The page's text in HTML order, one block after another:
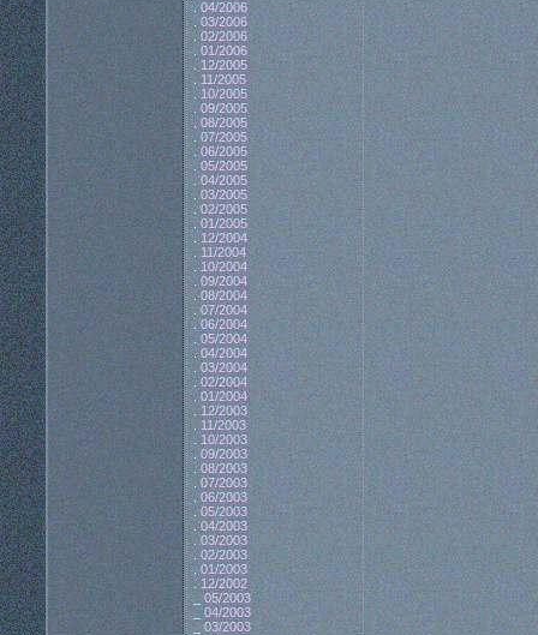
.04/2006
.03/2006
.02/2006
.01/2006
.12/2005
.11/2005
.10/2005
.09/2005
.08/2005
.07/2005
.06/2005
.05/2005
.04/2005
.03/2005
.02/2005
.01/2005
.12/2004
.11/2004
.10/2004
.09/2004
.08/2004
.07/2004
.06/2004
.05/2004
.04/2004
.03/2004
.02/2004
.01/2004
.12/2003
.11/2003
.10/2003
.09/2003
.08/2003
.07/2003
.06/2003
.05/2003
.04/2003
.03/2003
.02/2003
.01/2003
.12/2002
_05/2003
_04/2003
_03/2003